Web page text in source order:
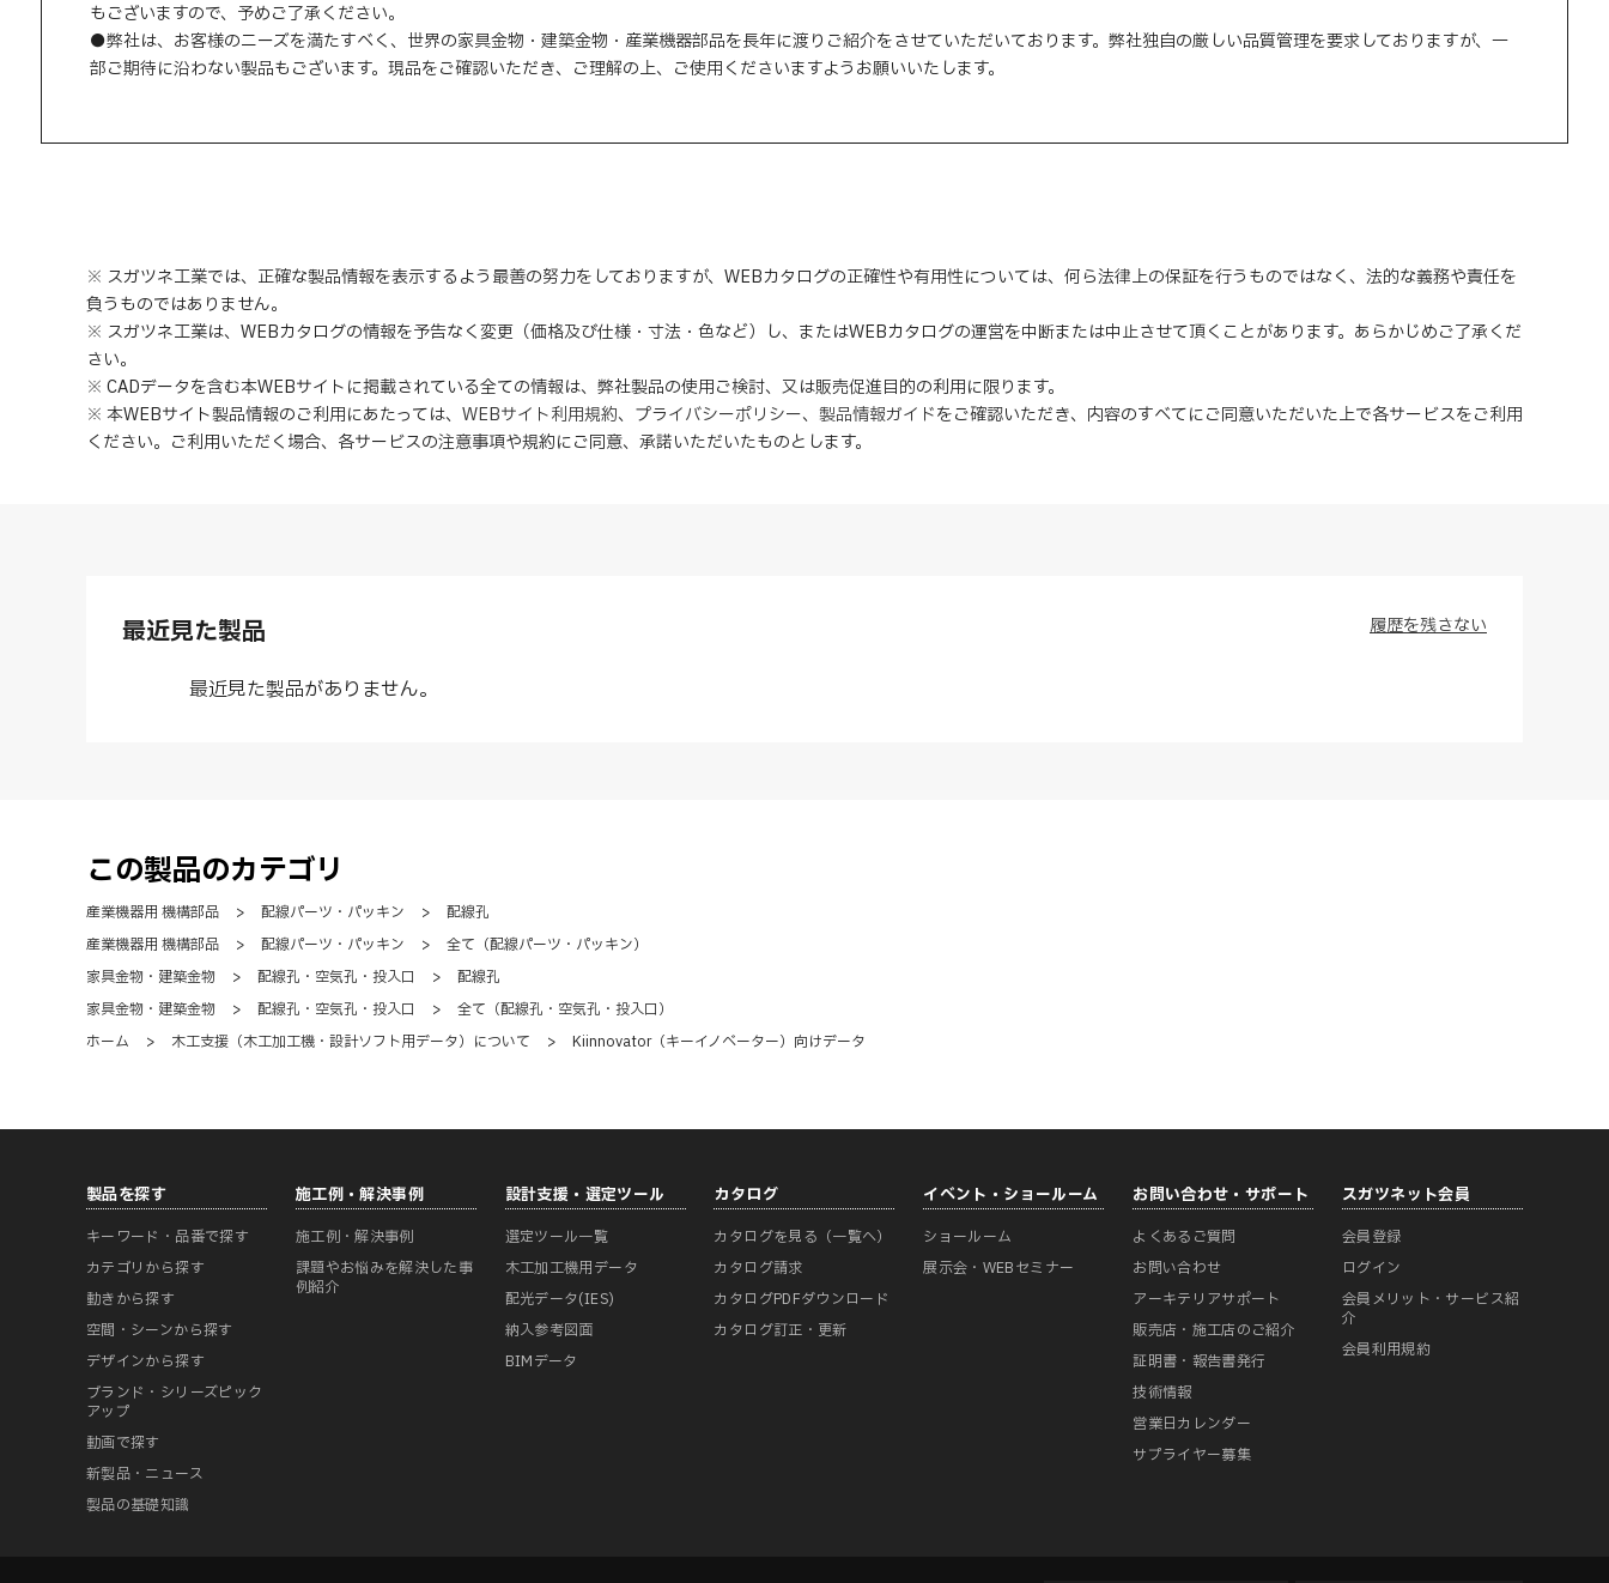
もございますので、予めご了承ください。
●弊社は、お客様のニーズを満たすべく、世界の家具金物・建築金物・産業機器部品を長年に渡りご紹介をさせていただいております。弊社独自の厳しい品質管理を要求しておりますが、一
部ご期待に沿わない製品もございます。現品をご確認いただき、ご理解の上、ご使用くださいますようお願いいたします。
※ スガツネ工業では、正確な製品情報を表示するよう最善の努力をしておりますが、WEBカタログの正確性や有用性については、何ら法律上の保証を行うものではなく、法的な義務や責任を
負うものではありません。
※ スガツネ工業は、WEBカタログの情報を予告なく変更（価格及び仕様・寸法・色など）し、またはWEBカタログの運営を中断または中止させて頂くことがあります。あらかじめご了承くだ
さい。
※ CADデータを含む本WEBサイトに掲載されている全ての情報は、弊社製品の使用ご検討、又は販売促進目的の利用に限ります。
※ 本WEBサイト製品情報のご利用にあたっては、 WEBサイト利用規約、 プライバシーポリシー、 製品情報ガイドをご確認いただき、内容のすべてにご同意いただいた上で各サービスをご利用
ください。ご利用いただく場合、各サービスの注意事項や規約にご同意、 承諾いただいたものとします。
最近見た製品
最近見た製品がありません。
履歴を残さない
この製品のカテゴリ
産業機器用 機構部品 > 配線パーツ・パッキン >
配線孔
産業機器用 機構部品
> 配線パーツ・パッキン >
全て（配線パーツ・パッキン）
家具金物・建築金物
> 配線孔・空気孔・投入口 >
配線孔
家具金物・建築金物
> 配線孔・空気孔・投入口 >
全て（配線孔・空気孔・投入口）
ホーム
> 木工支援（木工加工機・設計ソフト用データ）について > Kiinnovator（キーイノベーター）向けデータ
製品を探す
キーワード・品番で探す
カテゴリから探す
動きから探す
空間・シーンから探す
デザインから探す
ブランド・シリーズピック
アップ
動画で探す
新製品・ニュース
製品の基礎知識
施工例・解決事例
施工例・解決事例
課題やお悩みを解決した事
例紹介
設計支援・選定ツール
選定ツール一覧
木工加工機用データ
配光データ(IES)
納入参考図面
BIMデータ
カタログ
カタログを見る（一覧へ）
カタログ請求
カタログPDFダウンロード
カタログ訂正・更新
イベント・ショールーム
ショールーム
展示会・WEBセミナー
お問い合わせ・サポート
よくあるご質問
お問い合わせ
アーキテリアサポート
販売店・施工店のご紹介
証明書・報告書発行
技術情報
営業日カレンダー
サプライヤー募集
スガツネット会員
会員登録
ログイン
会員メリット・サービス紹
介
会員利用規約